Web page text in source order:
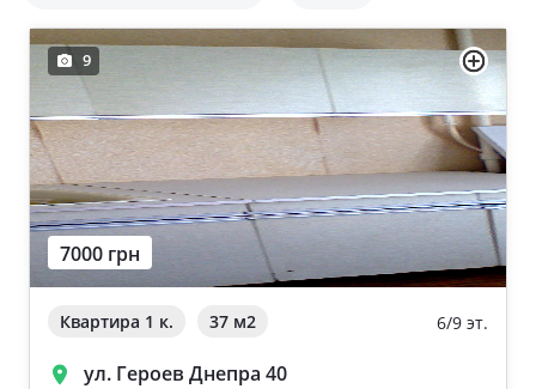
9
7000 грн
Квартира 1 к. 37 м2 6/9 эт.
ул. Героев Днепра 40